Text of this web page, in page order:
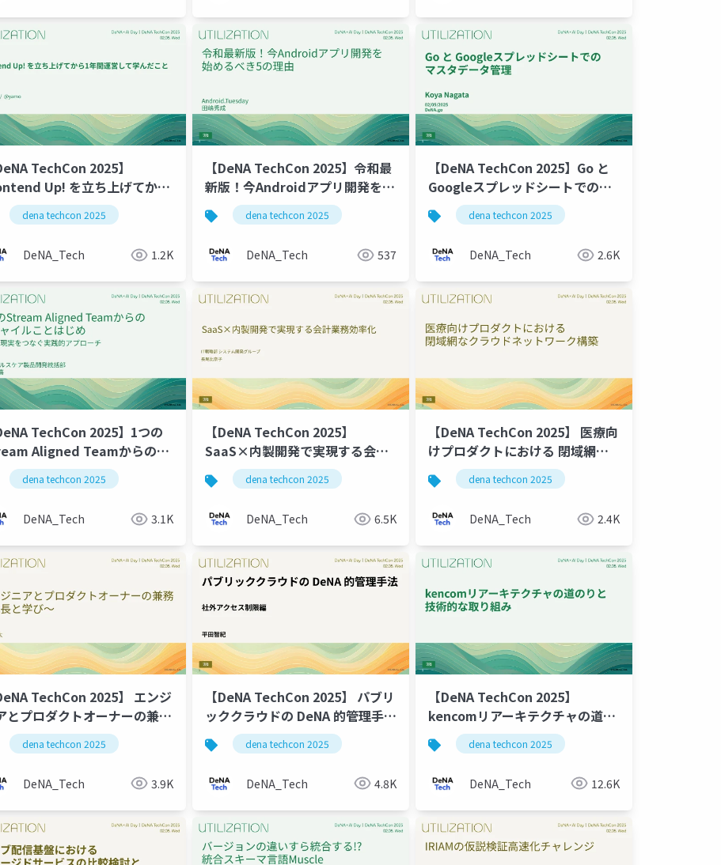
TechCon 2025】
Up! を立ち上げてから
運営して学んだこと
dena techcon 2025
DeNA_Tech 1.2K
【DeNA TechCon 2025】令和最
新版！今Androidアプリ開発を始
めるべき5の理由
dena techcon 2025
DeNA_Tech 537
【DeNA TechCon 2025】Go と
Googleスプレッドシートでのマ
スタデータ管理
dena techcon 2025
DeNA_Tech 2.6K
TechCon 2025】1つの
Aligned Teamからのア
イルことはじめ
dena techcon 2025
DeNA_Tech 3.1K
【DeNA TechCon 2025】
SaaS×内製開発で実現する会計
業務効率化dena techcon 2025
DeNA_Tech 6.5K
【DeNA TechCon 2025】 医療向
けプロダクトにおける 閉域網な
クラウドネットワーク構築
dena techcon 2025
DeNA_Tech 2.4K
TechCon 2025】 エンジ
とプロダクトオーナーの兼務
長と学び〜
dena techcon 2025
DeNA_Tech 3.9K
【DeNA TechCon 2025】 パブリ
ッククラウドの DeNA 的管理手法
(社外アクセス制限編)
dena techcon 2025
DeNA_Tech 4.8K
【DeNA TechCon 2025】
kencomリアーキテクチャの道の
りと 技術的な取り組み
dena techcon 2025
DeNA_Tech 12.6K